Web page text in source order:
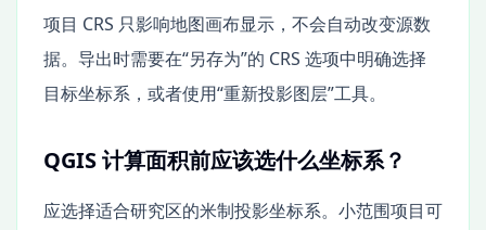
项目 CRS 只影响地图画布显示，不会自动改变源数
据。导出时需要在“另存为”的 CRS 选项中明确选择
目标坐标系，或者使用“重新投影图层”工具。
QGIS 计算面积前应该选什么坐标系？
应选择适合研究区的米制投影坐标系。小范围项目可